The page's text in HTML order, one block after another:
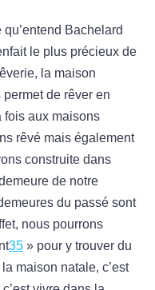
Bachelard
le plus précieux de
la maison
de rêver en
fois aux maisons
rêvé mais également
construite dans
de notre
du passé sont
nous pourrons
35 » pour y trouver du
maison natale, c’est